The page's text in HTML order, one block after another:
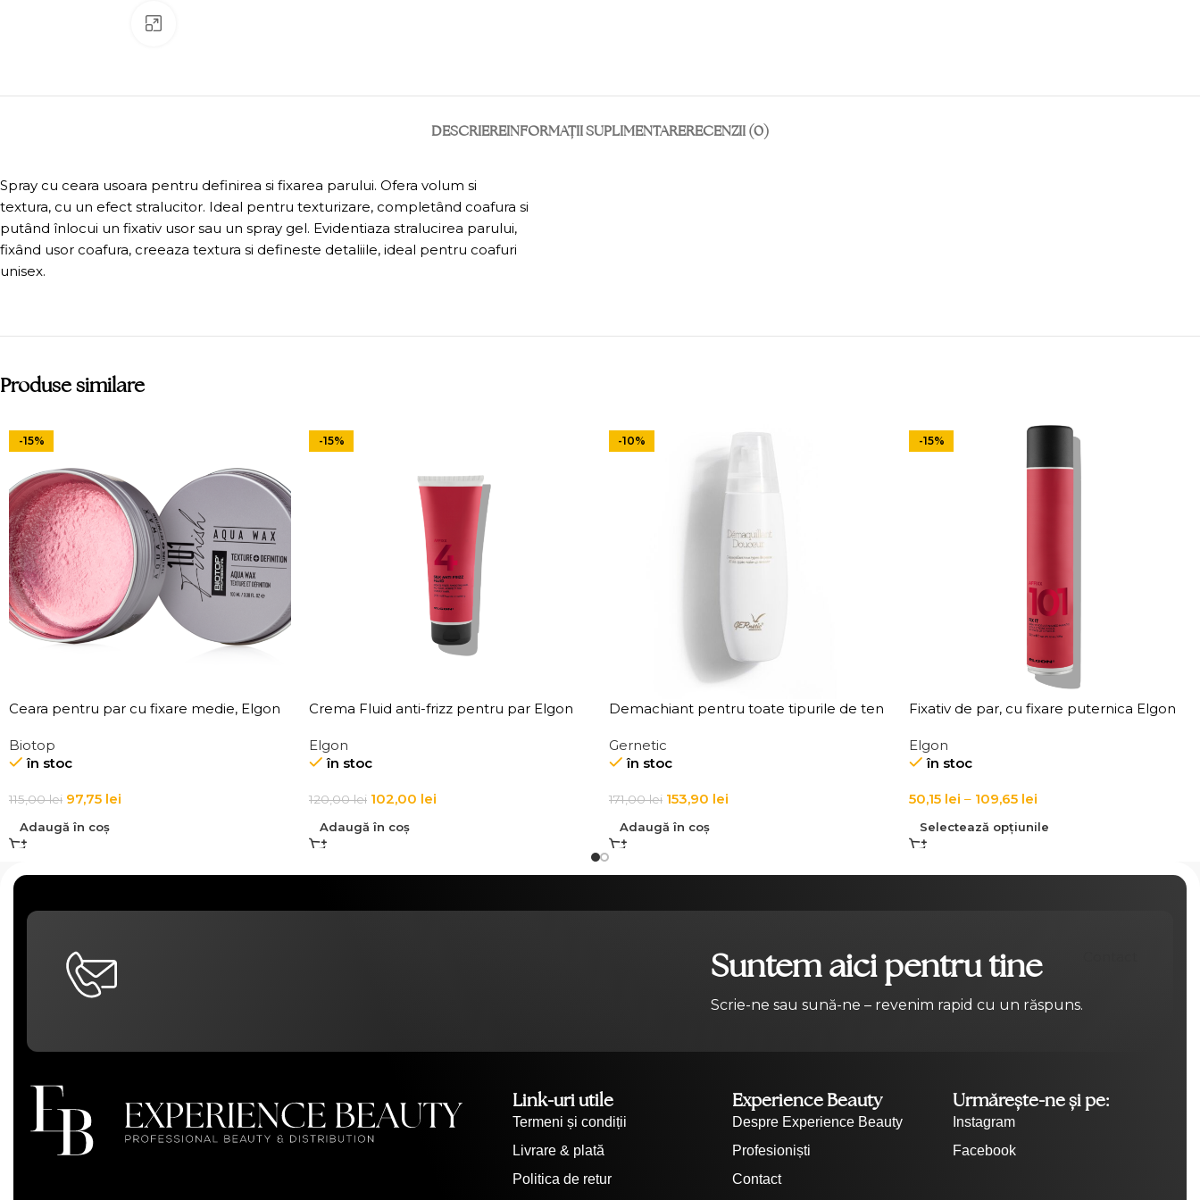
DESCRIEREINFORMAȚII SUPLIMENTARERECENZII (0)
Spray cu ceara usoara pentru definirea si fixarea parului. Ofera volum si
textura, cu un efect stralucitor. Ideal pentru texturizare, completând coafura si
putând înlocui un fixativ usor sau un spray gel. Evidentiaza stralucirea parului,
fixând usor coafura, creeaza textura si defineste detaliile, ideal pentru coafuri
unisex.
Produse similare
-15%
Ceara pentru par cu fixare medie, Elgon
Biotop
în stoc
115,00lei 97,75 lei
Adaugă în coș
-15%
Crema Fluid anti-frizz pentru par Elgon
Elgon
în stoc
120,00lei 102,00 lei
Adaugă în coș
-10%
Demachiant pentru toate tipurile de ten
Make-Up Remover
Gernetic
în stoc
171,00lei 153,90 lei
Adaugă în coș
-15%
Fixativ de par, cu fixare puternica Elgon
Elgon
în stoc
50,15 lei – 109,65 lei
Selectează opțiunile
Suntem aici pentru tine
Scrie-ne sau sună-ne – revenim rapid cu un răspuns.
Link-uri utile
Termeni și condiții
Livrare & plată
Politica de retur
Experience Beauty
Despre Experience Beauty
Profesioniști
Contact
Urmărește-ne și pe:
Instagram
Facebook